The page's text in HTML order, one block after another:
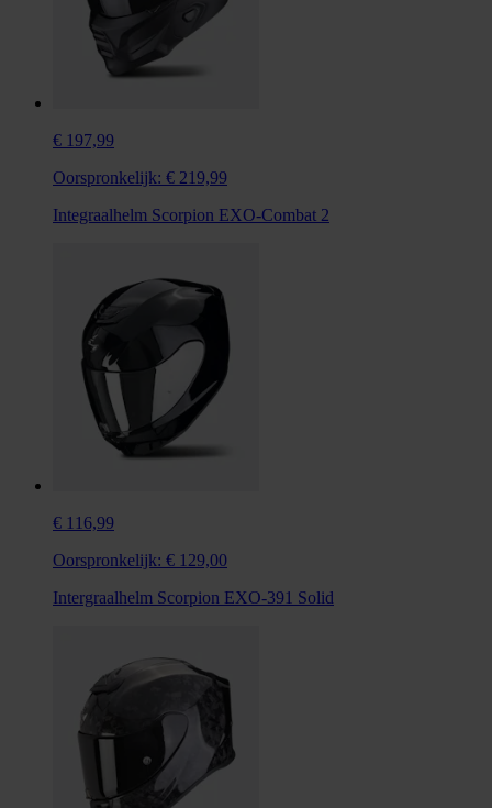
€ 197,99
Oorspronkelijk: € 219,99
Integraalhelm Scorpion EXO-Combat 2
€ 116,99
Oorspronkelijk: € 129,00
Intergraalhelm Scorpion EXO-391 Solid